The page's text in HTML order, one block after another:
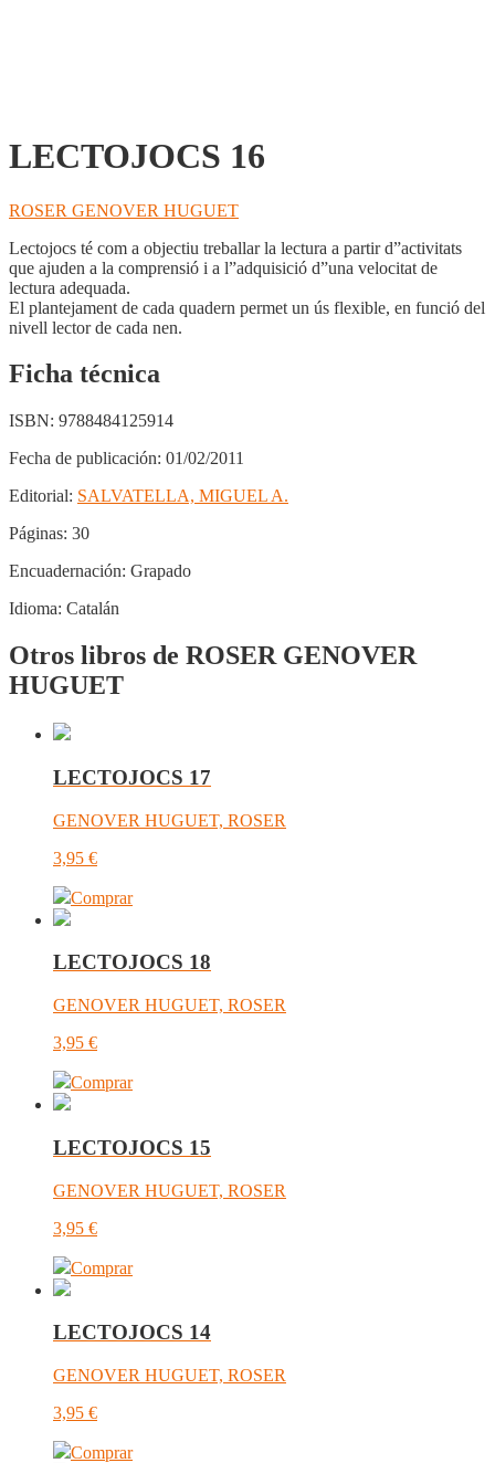
LECTOJOCS 16
ROSER GENOVER HUGUET
Lectojocs té com a objectiu treballar la lectura a partir d”activitats
que ajuden a la comprensió i a l”adquisició d”una velocitat de
lectura adequada.
El plantejament de cada quadern permet un ús flexible, en funció del
nivell lector de cada nen.
Ficha técnica
ISBN: 9788484125914
Fecha de publicación: 01/02/2011
Editorial: SALVATELLA, MIGUEL A.
Páginas: 30
Encuadernación: Grapado
Idioma: Catalán
Otros libros de ROSER GENOVER
HUGUET
LECTOJOCS 17
GENOVER HUGUET, ROSER
3,95 €
Comprar
LECTOJOCS 18
GENOVER HUGUET, ROSER
3,95 €
Comprar
LECTOJOCS 15
GENOVER HUGUET, ROSER
3,95 €
Comprar
LECTOJOCS 14
GENOVER HUGUET, ROSER
3,95 €
Comprar